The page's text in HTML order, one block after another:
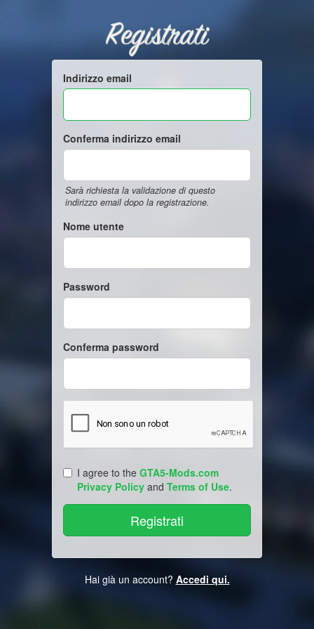
Registrati
Indirizzo email
Conferma indirizzo email
Sarà richiesta la validazione di questo
indirizzo email dopo la registrazione.
Nome utente
Password
Conferma password
I agree to the GTA5-Mods.com
Privacy Policy and Terms of Use.
Hai già un account? Accedi qui.